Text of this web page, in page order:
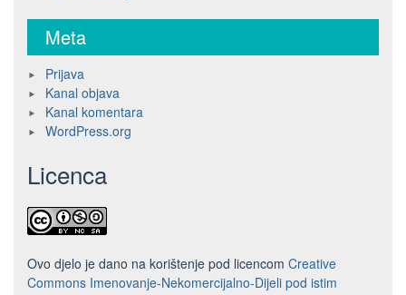
Meta
Prijava
Kanal objava
Kanal komentara
WordPress.org
Licenca
Ovo djelo je dano na korištenje pod licencom Creative
Commons Imenovanje-Nekomercijalno-Dijeli pod istim